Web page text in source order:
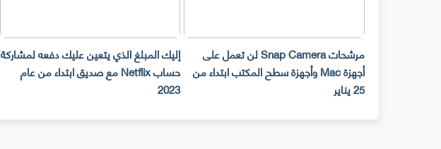
مرشحات Snap Camera لن تعمل على
أجهزة Mac وأجهزة سطح المكتب ابتداء من
25 يناير
إليك المبلغ الذي يتعين عليك دفعه لمشاركة
حساب Netflix مع صديق ابتداء من عام
2023